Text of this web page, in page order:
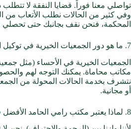
تواصلي معنا فوراً. قضايا النفقة لا تتطلب
وفي كثير من الحالات نطلب الأتعاب من
المحكمة، فنحن نقف بجانبك حتى تحصلي
7. ما هو دور الجمعيات الخيرية في توكيل المحامين؟
الجمعيات الخيرية في الأحساء (مثل
مكاتب محاماة. يمكنك التوجه لهم
نتشرف بخدمة الحالات المحولة من
أو مجانية.
8. لماذا يعتبر مكتب رامي الحامد الأفضل في هذا المجال؟